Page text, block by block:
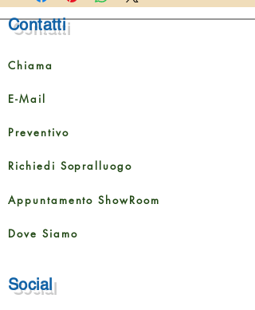
Lunghezza
2050
Larghezza
Altezza
Dimensione della
confezione
Contatti
Chiama
E-Mail
Preventivo
Richiedi Sopralluogo
Appuntamento ShowRoom
Dove Siamo
Social